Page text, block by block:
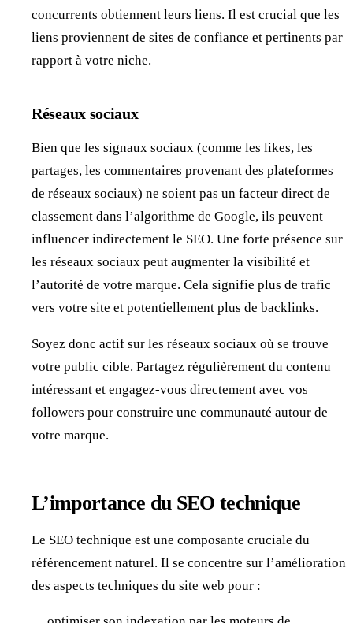
concurrents obtiennent leurs liens. Il est crucial que les
liens proviennent de sites de confiance et pertinents par
rapport à votre niche.
Réseaux sociaux
Bien que les signaux sociaux (comme les likes, les
partages, les commentaires provenant des plateformes
de réseaux sociaux) ne soient pas un facteur direct de
classement dans l’algorithme de Google, ils peuvent
influencer indirectement le SEO. Une forte présence sur
les réseaux sociaux peut augmenter la visibilité et
l’autorité de votre marque. Cela signifie plus de trafic
vers votre site et potentiellement plus de backlinks.
Soyez donc actif sur les réseaux sociaux où se trouve
votre public cible. Partagez régulièrement du contenu
intéressant et engagez-vous directement avec vos
followers pour construire une communauté autour de
votre marque.
L’importance du SEO technique
Le SEO technique est une composante cruciale du
référencement naturel. Il se concentre sur l’amélioration
des aspects techniques du site web pour :